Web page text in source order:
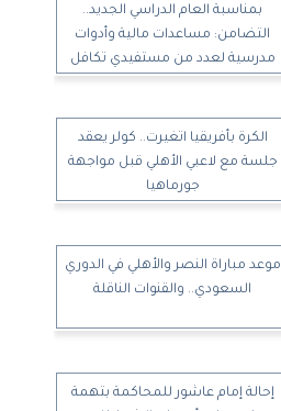
بمناسبة العام الدراسي الجديد..
التضامن: مساعدات مالية وأدوات
مدرسية لعدد من مستفيدي تكافل
الكرة بأفريقيا اتغيرت.. كولر يعقد
جلسة مع لاعبي الأهلي قبل مواجهة
جورماهيا
موعد مباراة النصر والأهلي في الدوري
السعودي.. والقنوات الناقلة
إحالة إمام عاشور للمحاكمة بتهمة